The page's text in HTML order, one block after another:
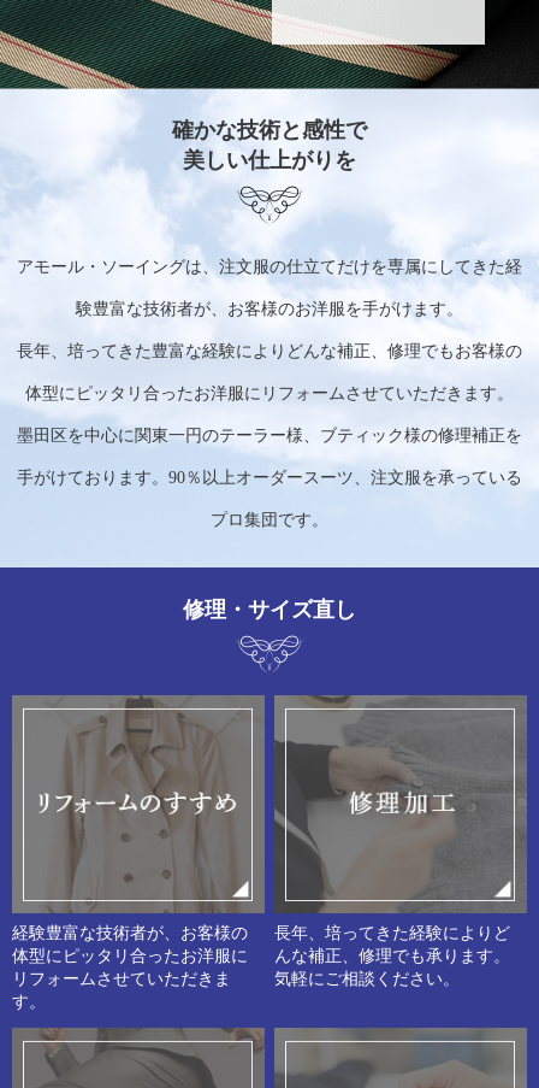
確かな技術と感性で
美しい仕上がりを
アモール・ソーイングは、注文服の仕立てだけを専属にしてきた経
験豊富な技術者が、お客様のお洋服を手がけます。
長年、培ってきた豊富な経験によりどんな補正、修理でもお客様の
体型にピッタリ合ったお洋服にリフォームさせていただきます。
墨田区を中心に関東一円のテーラー様、ブティック様の修理補正を
手がけております。90％以上オーダースーツ、注文服を承っている
プロ集団です。
修理・サイズ直し
経験豊富な技術者が、お客様の
体型にピッタリ合ったお洋服に
リフォームさせていただきま
す。
長年、培ってきた経験によりど
んな補正、修理でも承ります。
気軽にご相談ください。